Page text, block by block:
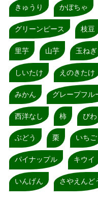
きゅうり かぼちゃ
グリーンピース 枝豆
里芋 山芋 玉ねぎ
しいたけ えのきたけ
みかん グレープフル
西洋なし 柿 びわ
ぶどう 栗 いちご
パイナップル キウイ
いんげん さやえんど